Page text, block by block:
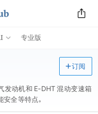
专业版
发动机和 E-DHT 混动变速箱
安全等特点。
订阅